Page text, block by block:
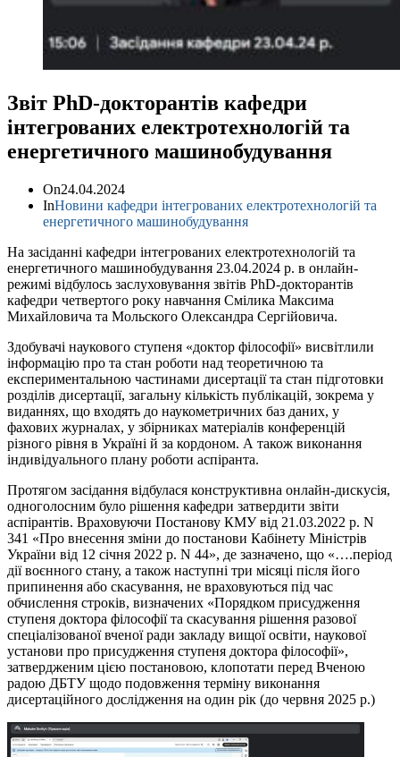
Звіт РhD-докторантів кафедри
інтегрованих електротехнологій та
енергетичного машинобудування
On24.04.2024
InНовини кафедри інтегрованих електротехнологій та
енергетичного машинобудування
На засіданні кафедри інтегрованих електротехнологій та
енергетичного машинобудування 23.04.2024 р. в онлайн-
режимі відбулось заслуховування звітів РhD-докторантів
кафедри четвертого року навчання Смілика Максима
Михайловича та Мольского Олександра Сергійовича.
Здобувачі наукового ступеня «доктор філософії» висвітлили
інформацію про та стан роботи над теоретичною та
експериментальною частинами дисертації та стан підготовки
розділів дисертації, загальну кількість публікацій, зокрема у
виданнях, що входять до наукометричних баз даних, у
фахових журналах, у збірниках матеріалів конференцій
різного рівня в Україні й за кордоном. А також виконання
індивідуального плану роботи аспіранта.
Протягом засідання відбулася конструктивна онлайн-дискусія,
одноголосним було рішення кафедри затвердити звіти
аспірантів. Враховуючи Постанову КМУ від 21.03.2022 р. N
341 «Про внесення зміни до постанови Кабінету Міністрів
України від 12 січня 2022 р. N 44», де зазначено, що «….період
дії воєнного стану, а також наступні три місяці після його
припинення або скасування, не враховуються під час
обчислення строків, визначених «Порядком присудження
ступеня доктора філософії та скасування рішення разової
спеціалізованої вченої ради закладу вищої освіти, наукової
установи про присудження ступеня доктора філософії»,
затвердженим цією постановою, клопотати перед Вченою
радою ДБТУ щодо подовження терміну виконання
дисертаційного дослідження на один рік (до червня 2025 р.)